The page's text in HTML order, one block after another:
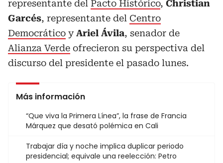
representante del Pacto Histórico, Christian
Garcés, representante del Centro
Democrático yAriel Ávila, senador de
Alianza Verde ofrecieron su perspectiva del
discurso del presidente el pasado lunes.
Más información
“Que viva la Primera Línea”, la frase de Francia
Márquez que desató polémica en Cali
Trabajar día y noche implica duplicar periodo
presidencial; equivale una reelección: Petro